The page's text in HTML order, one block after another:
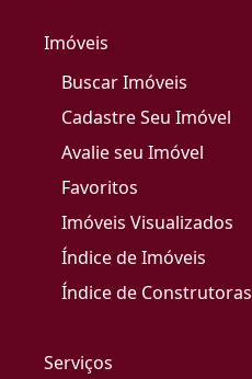
Imóveis
Buscar Imóveis
Cadastre Seu Imóvel
Avalie seu Imóvel
Favoritos
Imóveis Visualizados
Índice de Imóveis
Índice de Construtoras
Serviços